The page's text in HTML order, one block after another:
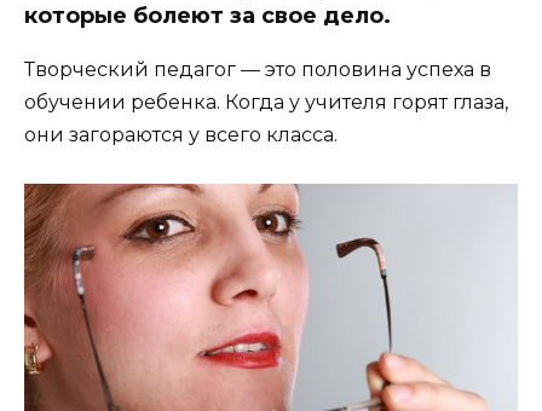
которые болеют за свое дело.
Творческий педагог — это половина успеха в
обучении ребенка. Когда у учителя горят глаза,
они загораются у всего класса.